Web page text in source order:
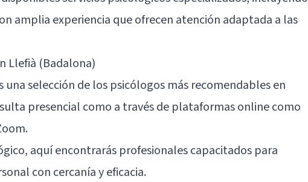
amplia experiencia que ofrecen atención adaptada a las
Llefià (Badalona)
selección de los psicólogos más recomendables en
presencial como a través de plataformas online como
aquí encontrarás profesionales capacitados para
con cercanía y eficacia.